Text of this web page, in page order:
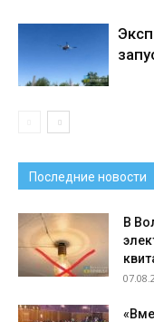
Последние новости
В